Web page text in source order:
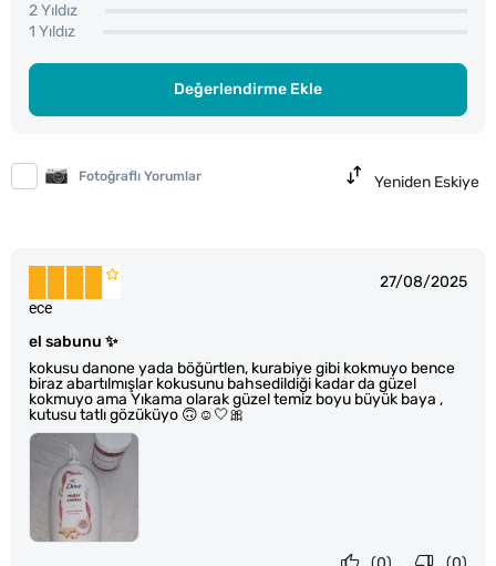
2 Yıldız
1 Yıldız
Değerlendirme Ekle
Fotoğraflı Yorumlar Yeniden Eskiye
27/08/2025
el sabunu ✨️
kokusu danone yada böğürtlen, kurabiye gibi kokmuyo bence
biraz abartılmışlar kokusunu bahsedildiği kadar da güzel
kokmuyo ama Yıkama olarak güzel temiz boyu büyük baya ,
kutusu tatlı gözüküyo 🙃☺️🤍🎀
ece